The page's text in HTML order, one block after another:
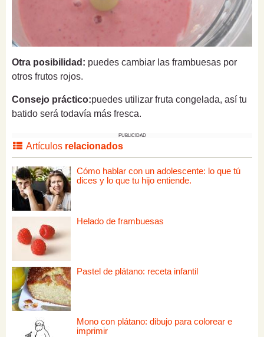
Otra posibilidad: puedes cambiar las frambuesas por
otros frutos rojos.
Consejo práctico:puedes utilizar fruta congelada, así tu
batido será todavía más fresca.
PUBLICIDAD
Artículos relacionados
Cómo hablar con un adolescente: lo que tú
dices y lo que tu hijo entiende.
Helado de frambuesas
Pastel de plátano: receta infantil
Mono con plátano: dibujo para colorear e
imprimir